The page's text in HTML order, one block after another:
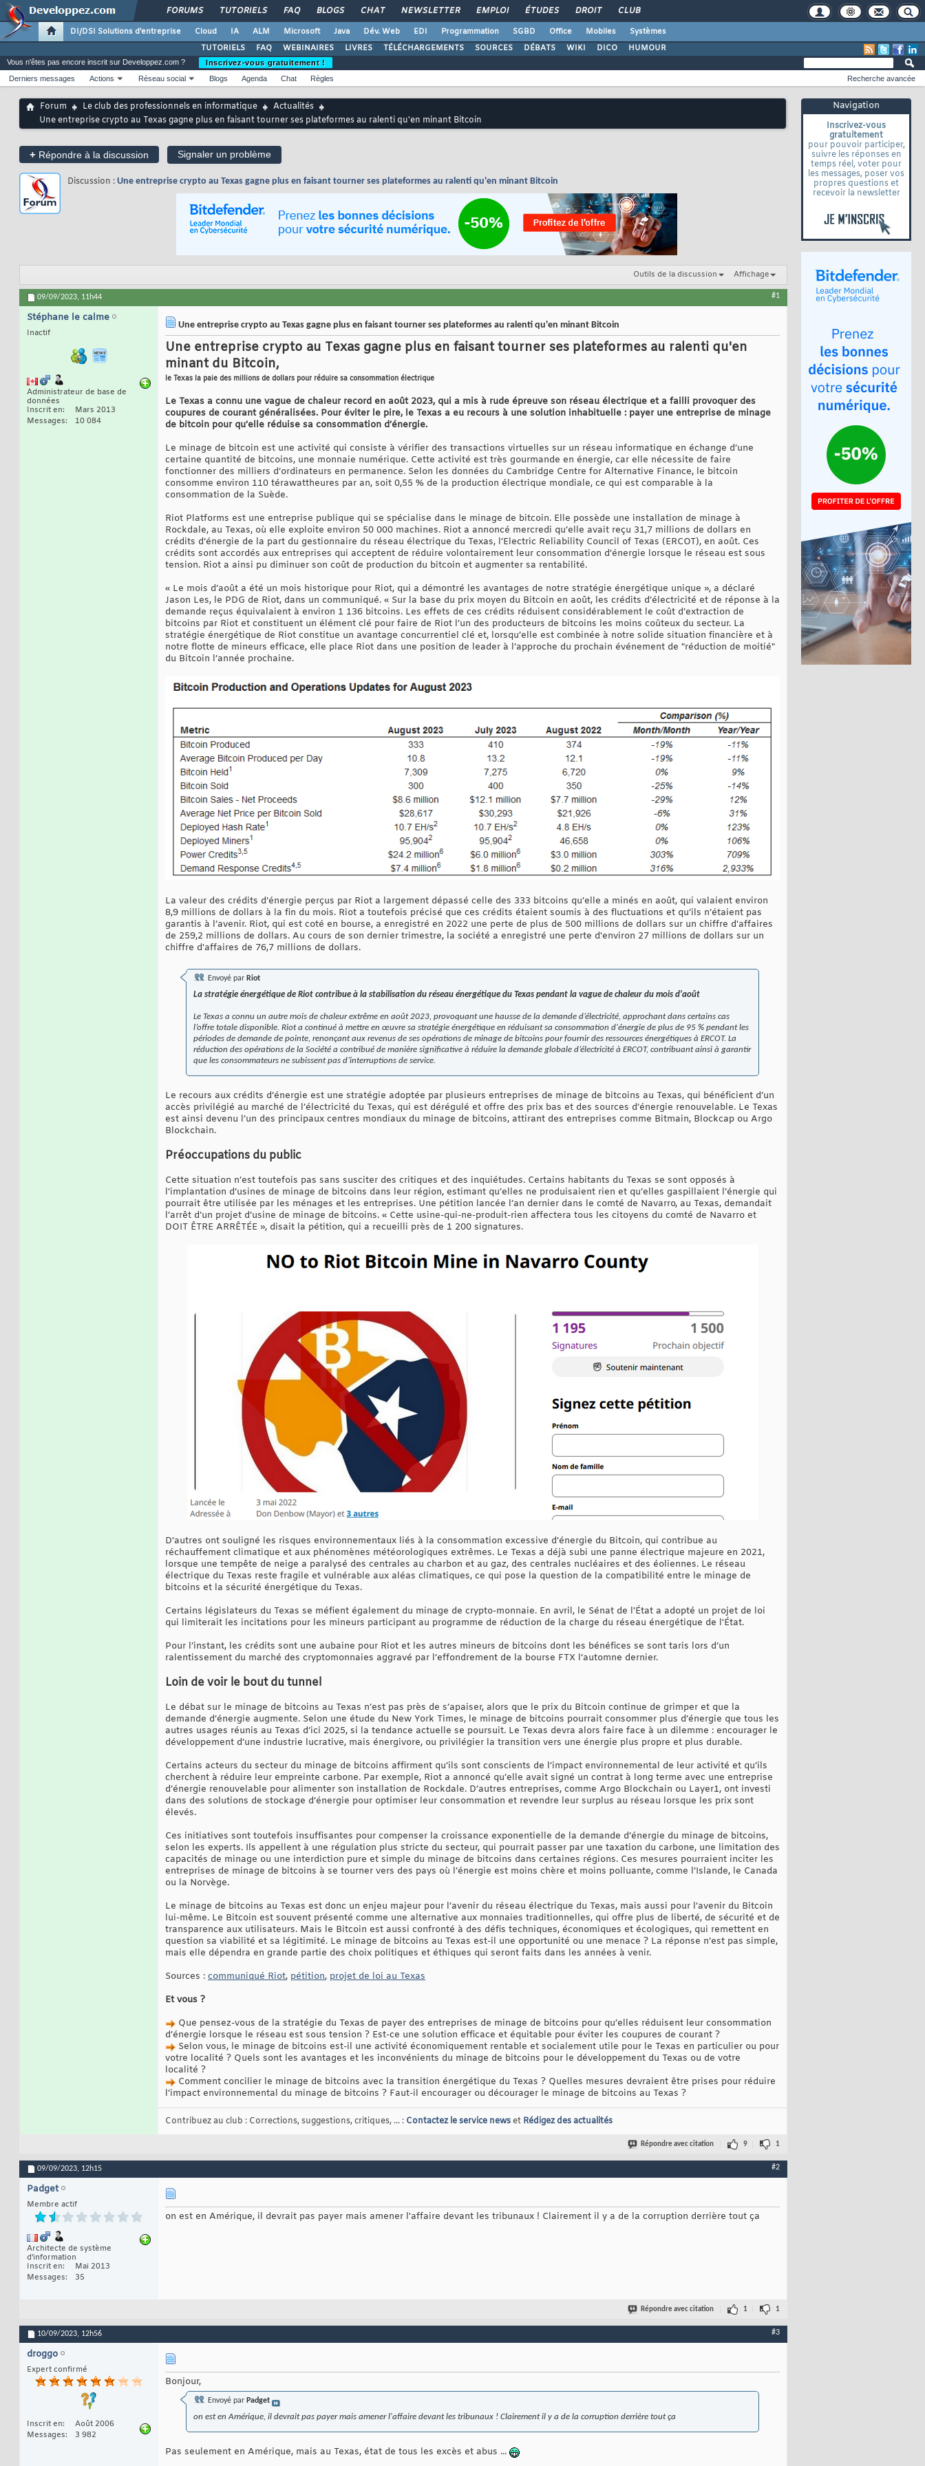
FORUMS TUTORIELS FAQ BLOGS CHAT NEWSLETTER EMPLOI ÉTUDES DROIT CLUB
DI/DSI Solutions d'entreprise Cloud IA ALM Microsoft Java Dév. Web EDI Programmation SGBD Office Mobiles
Systèmes
TUTORIELS
FAQ WEBINAIRES LIVRES TÉLÉCHARGEMENTS SOURCES DÉBATS WIKI DICO HUMOUR
Navigation
Inscrivez-vous
gratuitement
pour pouvoir participer,
suivre les réponses en
temps réel, voter pour
les messages, poser vos
propres questions et
recevoir la newsletter
Vous n'êtes pas encore inscrit sur Developpez.com ?
Inscrivez-vous gratuitement !
Derniers messages
Actions Réseau social Blogs Agenda Chat Règles Recherche avancée
Forum Le club des professionnels en informatique
Actualités
Une entreprise crypto au Texas gagne plus en faisant tourner ses plateformes au ralenti qu'en minant Bitcoin
+ Répondre à la discussion Signaler un problème
Discussion : Une entreprise crypto au Texas gagne plus en faisant tourner ses plateformes au ralenti qu'en minant Bitcoin
Outils de la discussion Affichage
09/09/2023, 11h44 #1
Stéphane le calme
Inactif
Administrateur de base de
données
Inscrit en
Mars 2013
Messages
10 084
Une entreprise crypto au Texas gagne plus en faisant tourner ses plateformes au ralenti qu'en minant Bitcoin
Une entreprise crypto au Texas gagne plus en faisant tourner ses plateformes au ralenti qu'en
minant du Bitcoin,
le Texas la paie des millions de dollars pour réduire sa consommation électrique
Le Texas a connu une vague de chaleur record en août 2023, qui a mis à rude épreuve son réseau électrique et a failli provoquer des
coupures de courant généralisées. Pour éviter le pire, le Texas a eu recours à une solution inhabituelle : payer une entreprise de minage
de bitcoin pour qu’elle réduise sa consommation d’énergie.
Le minage de bitcoin est une activité qui consiste à vérifier des transactions virtuelles sur un réseau informatique en échange d’une
certaine quantité de bitcoins, une monnaie numérique. Cette activité est très gourmande en énergie, car elle nécessite de faire
fonctionner des milliers d’ordinateurs en permanence. Selon les données du Cambridge Centre for Alternative Finance, le bitcoin
consomme environ 110 térawattheures par an, soit 0,55 % de la production électrique mondiale, ce qui est comparable à la
consommation de la Suède.
Riot Platforms est une entreprise publique qui se spécialise dans le minage de bitcoin. Elle possède une installation de minage à
Rockdale, au Texas, où elle exploite environ 50 000 machines. Riot a annoncé mercredi qu’elle avait reçu 31,7 millions de dollars en
crédits d’énergie de la part du gestionnaire du réseau électrique du Texas, l’Electric Reliability Council of Texas (ERCOT), en août. Ces
crédits sont accordés aux entreprises qui acceptent de réduire volontairement leur consommation d’énergie lorsque le réseau est sous
tension. Riot a ainsi pu diminuer son coût de production du bitcoin et augmenter sa rentabilité.
« Le mois d’août a été un mois historique pour Riot, qui a démontré les avantages de notre stratégie énergétique unique », a déclaré
Jason Les, le PDG de Riot, dans un communiqué. « Sur la base du prix moyen du Bitcoin en août, les crédits d’électricité et de réponse à la
demande reçus équivalaient à environ 1 136 bitcoins. Les effets de ces crédits réduisent considérablement le coût d’extraction de
bitcoins par Riot et constituent un élément clé pour faire de Riot l’un des producteurs de bitcoins les moins coûteux du secteur. La
stratégie énergétique de Riot constitue un avantage concurrentiel clé et, lorsqu’elle est combinée à notre solide situation financière et à
notre flotte de mineurs efficace, elle place Riot dans une position de leader à l’approche du prochain événement de "réduction de moitié"
du Bitcoin l’année prochaine.
La valeur des crédits d’énergie perçus par Riot a largement dépassé celle des 333 bitcoins qu’elle a minés en août, qui valaient environ
8,9 millions de dollars à la fin du mois. Riot a toutefois précisé que ces crédits étaient soumis à des fluctuations et qu’ils n’étaient pas
garantis à l’avenir. Riot, qui est coté en bourse, a enregistré en 2022 une perte de plus de 500 millions de dollars sur un chiffre d'affaires
de 259,2 millions de dollars. Au cours de son dernier trimestre, la société a enregistré une perte d'environ 27 millions de dollars sur un
chiffre d'affaires de 76,7 millions de dollars.
Envoyé par Riot
La stratégie énergétique de Riot contribue à la stabilisation du réseau énergétique du Texas pendant la vague de chaleur du mois d'août
Le Texas a connu un autre mois de chaleur extrême en août 2023, provoquant une hausse de la demande d’électricité, approchant dans certains cas
l’offre totale disponible. Riot a continué à mettre en œuvre sa stratégie énergétique en réduisant sa consommation d'énergie de plus de 95 % pendant les
périodes de demande de pointe, renonçant aux revenus de ses opérations de minage de bitcoins pour fournir des ressources énergétiques à ERCOT. La
réduction des opérations de la Société a contribué de manière significative à réduire la demande globale d’électricité à ERCOT, contribuant ainsi à garantir
que les consommateurs ne subissent pas d’interruptions de service.
Le recours aux crédits d’énergie est une stratégie adoptée par plusieurs entreprises de minage de bitcoins au Texas, qui bénéficient d’un
accès privilégié au marché de l’électricité du Texas, qui est dérégulé et offre des prix bas et des sources d’énergie renouvelable. Le Texas
est ainsi devenu l’un des principaux centres mondiaux du minage de bitcoins, attirant des entreprises comme Bitmain, Blockcap ou Argo
Blockchain.
Préoccupations du public
Cette situation n’est toutefois pas sans susciter des critiques et des inquiétudes. Certains habitants du Texas se sont opposés à
l’implantation d’usines de minage de bitcoins dans leur région, estimant qu’elles ne produisaient rien et qu’elles gaspillaient l’énergie qui
pourrait être utilisée par les ménages et les entreprises. Une pétition lancée l’an dernier dans le comté de Navarro, au Texas, demandait
l’arrêt d’un projet d’usine de minage de bitcoins. « Cette usine-qui-ne-produit-rien affectera tous les citoyens du comté de Navarro et
DOIT ÊTRE ARRÊTÉE », disait la pétition, qui a recueilli près de 1 200 signatures.
D’autres ont souligné les risques environnementaux liés à la consommation excessive d’énergie du Bitcoin, qui contribue au
réchauffement climatique et aux phénomènes météorologiques extrêmes. Le Texas a déjà subi une panne électrique majeure en 2021,
lorsque une tempête de neige a paralysé des centrales au charbon et au gaz, des centrales nucléaires et des éoliennes. Le réseau
électrique du Texas reste fragile et vulnérable aux aléas climatiques, ce qui pose la question de la compatibilité entre le minage de
bitcoins et la sécurité énergétique du Texas.
Certains législateurs du Texas se méfient également du minage de crypto-monnaie. En avril, le Sénat de l'État a adopté un projet de loi
qui limiterait les incitations pour les mineurs participant au programme de réduction de la charge du réseau énergétique de l'État.
Pour l’instant, les crédits sont une aubaine pour Riot et les autres mineurs de bitcoins dont les bénéfices se sont taris lors d’un
ralentissement du marché des cryptomonnaies aggravé par l’effondrement de la bourse FTX l’automne dernier.
Loin de voir le bout du tunnel
Le débat sur le minage de bitcoins au Texas n’est pas près de s’apaiser, alors que le prix du Bitcoin continue de grimper et que la
demande d’énergie augmente. Selon une étude du New York Times, le minage de bitcoins pourrait consommer plus d’énergie que tous les
autres usages réunis au Texas d’ici 2025, si la tendance actuelle se poursuit. Le Texas devra alors faire face à un dilemme : encourager le
développement d’une industrie lucrative, mais énergivore, ou privilégier la transition vers une énergie plus propre et plus durable.
Certains acteurs du secteur du minage de bitcoins affirment qu’ils sont conscients de l’impact environnemental de leur activité et qu’ils
cherchent à réduire leur empreinte carbone. Par exemple, Riot a annoncé qu’elle avait signé un contrat à long terme avec une entreprise
d’énergie renouvelable pour alimenter son installation de Rockdale. D’autres entreprises, comme Argo Blockchain ou Layer1, ont investi
dans des solutions de stockage d’énergie pour optimiser leur consommation et revendre leur surplus au réseau lorsque les prix sont
élevés.
Ces initiatives sont toutefois insuffisantes pour compenser la croissance exponentielle de la demande d’énergie du minage de bitcoins,
selon les experts. Ils appellent à une régulation plus stricte du secteur, qui pourrait passer par une taxation du carbone, une limitation des
capacités de minage ou une interdiction pure et simple du minage de bitcoins dans certaines régions. Ces mesures pourraient inciter les
entreprises de minage de bitcoins à se tourner vers des pays où l’énergie est moins chère et moins polluante, comme l’Islande, le Canada
ou la Norvège.
Le minage de bitcoins au Texas est donc un enjeu majeur pour l’avenir du réseau électrique du Texas, mais aussi pour l’avenir du Bitcoin
lui-même. Le Bitcoin est souvent présenté comme une alternative aux monnaies traditionnelles, qui offre plus de liberté, de sécurité et de
transparence aux utilisateurs. Mais le Bitcoin est aussi confronté à des défis techniques, économiques et écologiques, qui remettent en
question sa viabilité et sa légitimité. Le minage de bitcoins au Texas est-il une opportunité ou une menace ? La réponse n’est pas simple,
mais elle dépendra en grande partie des choix politiques et éthiques qui seront faits dans les années à venir.
Sources : communiqué Riot, pétition, projet de loi au Texas
Et vous ?
Que pensez-vous de la stratégie du Texas de payer des entreprises de minage de bitcoins pour qu’elles réduisent leur consommation
d’énergie lorsque le réseau est sous tension ? Est-ce une solution efficace et équitable pour éviter les coupures de courant ?
Selon vous, le minage de bitcoins est-il une activité économiquement rentable et socialement utile pour le Texas en particulier ou pour
votre localité ? Quels sont les avantages et les inconvénients du minage de bitcoins pour le développement du Texas ou de votre
localité ?
Comment concilier le minage de bitcoins avec la transition énergétique du Texas ? Quelles mesures devraient être prises pour réduire
l’impact environnemental du minage de bitcoins ? Faut-il encourager ou décourager le minage de bitcoins au Texas ?
Contribuez au club : Corrections, suggestions, critiques, ... : Contactez le service newset Rédigez des actualités
Répondre avec citation 9 1
09/09/2023, 12h15 #2
Padget
Membre actif
Architecte de système
d'information
Inscrit en
Mai 2013
Messages
35
on est en Amérique, il devrait pas payer mais amener l'affaire devant les tribunaux ! Clairement il y a de la corruption derrière tout ça
Répondre avec citation 1 1
10/09/2023, 12h56 #3
droggo
Expert confirmé
Inscrit en
Août 2006
Messages
3 982
Bonjour,
Envoyé par Padget
on est en Amérique, il devrait pas payer mais amener l'affaire devant les tribunaux ! Clairement il y a de la corruption derrière tout ça
Pas seulement en Amérique, mais au Texas, état de tous les excès et abus ...